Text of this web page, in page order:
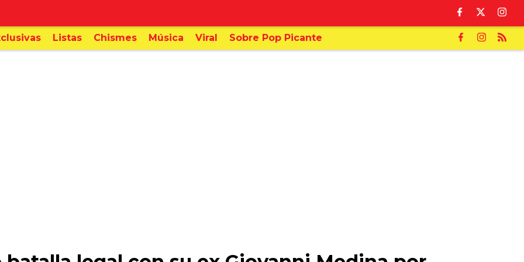
Listas Chismes Música Viral Sobre Pop Picante